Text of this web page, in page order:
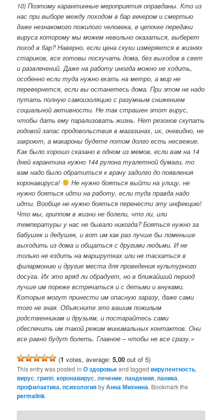
10) Поэтому карантинные мероприятия оправданы. Кто из
нас при выборе между походом в бар вечером и смертью
даже незнакомого пожилого человека, в цепочке передачи
вируса которому мы можем невольно оказаться, выберет
поход в бар? Наверно, если цена скуки измеряется в жизнях
стариков, все готовы поскучать дома, без выходов в свет
и развлечений. Даже на работу иногда можно не ходить,
особенно если туда нужно ехать на метро, а мир не
перевернется, если вы останетесь дома. При этом не надо
путать полную самоизоляцию с разумным снижением
социальной активности. Не так страшен этот вирус,
чтобы дать ему парализовать жизнь. Нет резонов скупать
годовой запас продовольствия в магазинах, их, очевидно, не
закроют, а макароны будете потом долго есть несвежие.
Как было хорошо сказано в одном из мемов, если вам на 14
дней карантина нужно 144 рулона туалетной бумаги, то
вам надо было обратиться к врачу задолго до появления
коронавируса!
Не нужно бояться выйти на улицу, не
нужно бояться идти на работу, если туда правда надо
идти. Вообще не нужно бояться перенести эту инфекцию!
Что мы, гриппом в жизни не болели, что ли, или
температуры у нас не бывало никогда? Бояться нужно за
бабушек и дедушек, и вот им как раз лучше бы поменьше
выходить из дома и общаться с другими людьми. И не
только не ездить на маршрутках или не таскаться в
филармонию и другие места для проведения культурного
досуга. Их это вряд ли обрадует, но в ближайший период
лучше им пореже встречаться и с детьми и внуками.
Которые могут принести им опасную заразу, даже сами
того не зная. Объясните это вашим пожилым
родственникам и друзьям, и постарайтесь сами
обеспечить им такой режим минимальных контактов. Они
все равно будут болеть. Главное – чтобы не все сразу.»
(1 votes, average:5,00 out of 5)
This entry was posted inО здоровьеand taggedвирулентность,
вирус,грипп,коронавирус,лечение,пандемия,паника,
профилактика,психологияbyАнна Михнина. Bookmark the
permalink.